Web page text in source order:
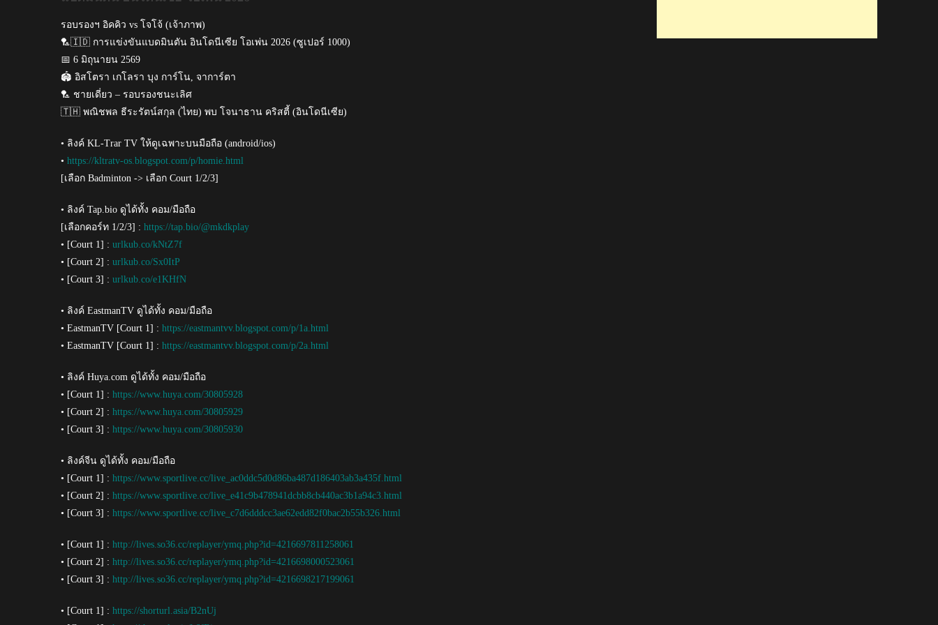
รอบรองฯ อิคคิว vs โจโจ้ (เจ้าภาพ)
🏸🇮🇩 การแข่งขันแบดมินตัน อินโดนีเซีย โอเพ่น 2026 (ซูเปอร์ 1000)
📅 6 มิถุนายน 2569
🏟️ อิสโตรา เกโลรา บุง การ์โน, จาการ์ตา
🏸 ชายเดี่ยว – รอบรองชนะเลิศ
🇹🇭 พณิชพล ธีระรัตน์สกุล (ไทย) พบ โจนาธาน คริสตี้ (อินโดนีเซีย)
• ลิงค์ KL-Trar TV ให้ดูเฉพาะบนมือถือ (android/ios)
• https://kltratv-os.blogspot.com/p/homie.html
[เลือก Badminton -> เลือก Court 1/2/3]
• ลิงค์ Tap.bio ดูได้ทั้ง คอม/มือถือ
[เลือกคอร์ท 1/2/3] : https://tap.bio/@mkdkplay
• [Court 1] : urlkub.co/kNtZ7f
• [Court 2] : urlkub.co/Sx0ItP
• [Court 3] : urlkub.co/e1KHfN
• ลิงค์ EastmanTV ดูได้ทั้ง คอม/มือถือ
• EastmanTV [Court 1] : https://eastmantvv.blogspot.com/p/1a.html
• EastmanTV [Court 1] : https://eastmantvv.blogspot.com/p/2a.html
• ลิงค์ Huya.com ดูได้ทั้ง คอม/มือถือ
• [Court 1] : https://www.huya.com/30805928
• [Court 2] : https://www.huya.com/30805929
• [Court 3] : https://www.huya.com/30805930
• ลิงค์จีน ดูได้ทั้ง คอม/มือถือ
• [Court 1] : https://www.sportlive.cc/live_ac0ddc5d0d86ba487d186403ab3a435f.html
• [Court 2] : https://www.sportlive.cc/live_e41c9b478941dcbb8cb440ac3b1a94c3.html
• [Court 3] : https://www.sportlive.cc/live_c7d6dddcc3ae62edd82f0bac2b55b326.html
• [Court 1] : http://lives.so36.cc/replayer/ymq.php?id=4216697811258061
• [Court 2] : http://lives.so36.cc/replayer/ymq.php?id=4216698000523061
• [Court 3] : http://lives.so36.cc/replayer/ymq.php?id=4216698217199061
• [Court 1] : https://shorturl.asia/B2nUj